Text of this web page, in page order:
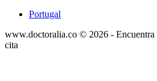
Portugal
www.doctoralia.co © 2026 - Encuentra
cita